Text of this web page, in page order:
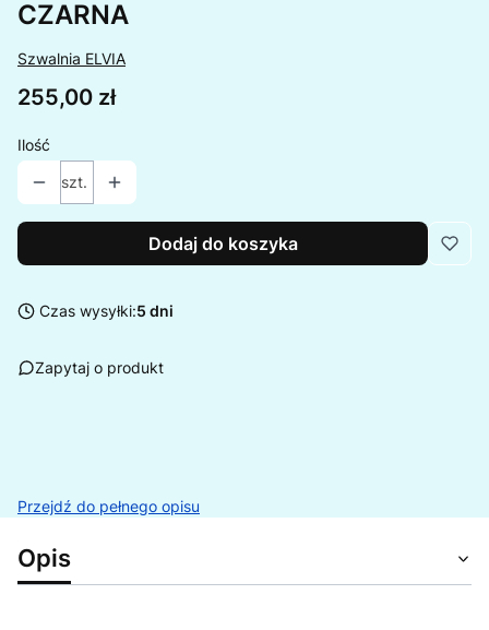
CZARNA
Szwalnia ELVIA
Cena
255,00 zł
Ilość
szt.
Dodaj do koszyka
Czas wysyłki:5 dni
Zapytaj o produkt
Przejdź do pełnego opisu
Opis